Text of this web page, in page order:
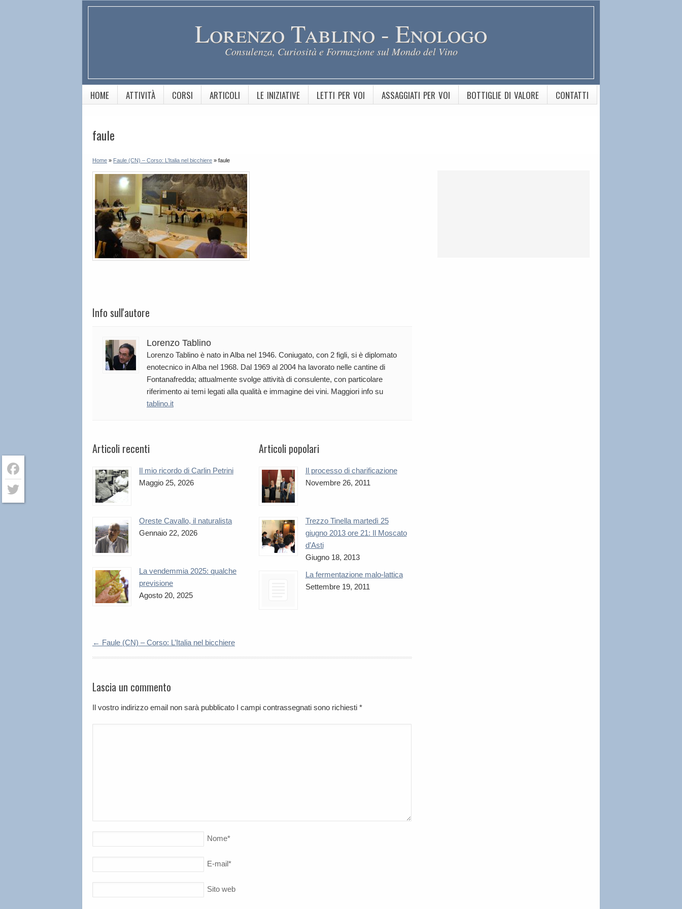
Lorenzo Tablino - Enologo
Consulenza, Curiosità e Formazione sul Mondo del Vino
HOME ATTIVITÀ CORSI ARTICOLI LE INIZIATIVE LETTI PER VOI ASSAGGIATI PER VOI BOTTIGLIE DI VALORE CONTATTI
faule
Home » Faule (CN) – Corso: L’Italia nel bicchiere » faule
Info sull'autore
Lorenzo Tablino
Lorenzo Tablino è nato in Alba nel 1946. Coniugato, con 2 figli, si è diplomato
enotecnico in Alba nel 1968. Dal 1969 al 2004 ha lavorato nelle cantine di
Fontanafredda; attualmente svolge attività di consulente, con particolare
riferimento ai temi legati alla qualità e immagine dei vini. Maggiori info su
tablino.it
Articoli recenti
Il mio ricordo di Carlin Petrini
Maggio 25, 2026
Oreste Cavallo, il naturalista
Gennaio 22, 2026
La vendemmia 2025: qualche
previsione
Agosto 20, 2025
Articoli popolari
Il processo di charificazione
Novembre 26, 2011
Trezzo Tinella martedì 25
giugno 2013 ore 21: Il Moscato
d’Asti
Giugno 18, 2013
La fermentazione malo-lattica
Settembre 19, 2011
← Faule (CN) – Corso: L’Italia nel bicchiere
Lascia un commento
Il vostro indirizzo email non sarà pubblicato I campi contrassegnati sono richiesti *
Nome*
E-mail*
Sito web
Facebook
Twitter